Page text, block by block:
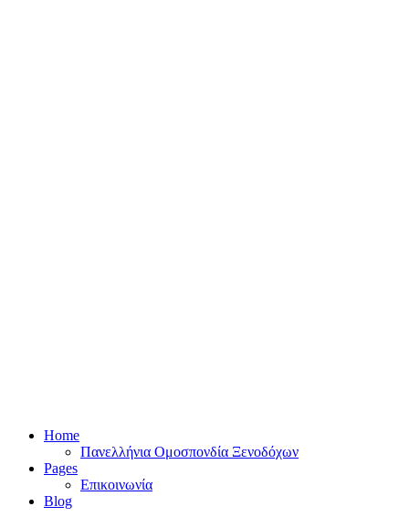
Home
Πανελλήνια Ομοσπονδία Ξενοδόχων
Pages
Επικοινωνία
Blog